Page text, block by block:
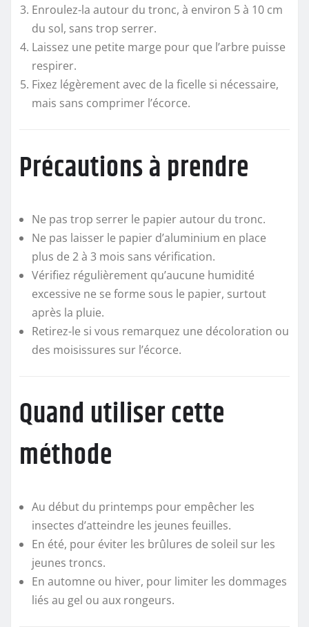
Enroulez-la autour du tronc, à environ 5 à 10 cm
du sol, sans trop serrer.
Laissez une petite marge pour que l’arbre puisse
respirer.
Fixez légèrement avec de la ficelle si nécessaire,
mais sans comprimer l’écorce.
Précautions à prendre
Ne pas trop serrer le papier autour du tronc.
Ne pas laisser le papier d’aluminium en place
plus de 2 à 3 mois sans vérification.
Vérifiez régulièrement qu’aucune humidité
excessive ne se forme sous le papier, surtout
après la pluie.
Retirez-le si vous remarquez une décoloration ou
des moisissures sur l’écorce.
Quand utiliser cette
méthode
Au début du printemps pour empêcher les
insectes d’atteindre les jeunes feuilles.
En été, pour éviter les brûlures de soleil sur les
jeunes troncs.
En automne ou hiver, pour limiter les dommages
liés au gel ou aux rongeurs.